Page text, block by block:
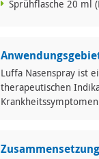
Sprühflasche 20 ml
Luffa Nasenspray ist
therapeutischen